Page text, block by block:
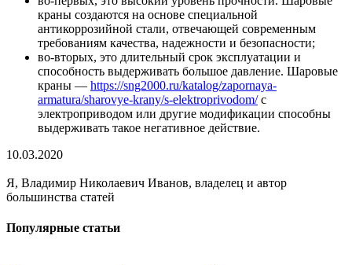
краны создаются на основе специальной
антикоррозийной стали, отвечающей современным
требованиям качества, надежности и безопасности;
во-вторых, это длительный срок эксплуатации и
способность выдерживать большое давление. Шаровые
краны — https://sng2000.ru/katalog/zapornaya-
armatura/sharovye-krany/s-elektroprivodom/с
электроприводом или другие модификации способны
выдерживать такое негативное действие.
10.03.2020
Я, Владимир Николаевич Иванов, владелец и автор
большинства статей
Популярные статьи